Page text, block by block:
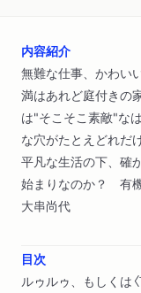
内容紹介
無難な仕事、かわい
満はあれど庭付きの
は"そこそこ素敵"な
な穴がたとえどれだ
平凡な生活の下、確
始まりなのか？ 有
大串尚代
目次
ルゥルゥ、もしくは